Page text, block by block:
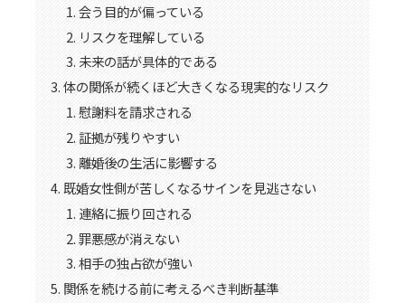
会う目的が偏っている
リスクを理解している
未来の話が具体的である
体の関係が続くほど大きくなる現実的なリスク
慰謝料を請求される
証拠が残りやすい
離婚後の生活に影響する
既婚女性側が苦しくなるサインを見逃さない
連絡に振り回される
罪悪感が消えない
相手の独占欲が強い
関係を続ける前に考えるべき判断基準